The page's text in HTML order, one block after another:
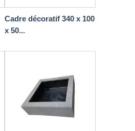
Cadre décoratif 340 x 100
x 50...